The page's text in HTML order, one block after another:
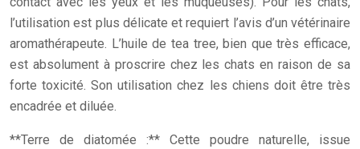
l’utilisation est plus délicate et requiert l’avis d’un vétérinaire
aromathérapeute. L’huile de tea tree, bien que très efficace,
est absolument à proscrire chez les chats en raison de sa
forte toxicité. Son utilisation chez les chiens doit être très
encadrée et diluée.
**Terre de diatomée :** Cette poudre naturelle, issue